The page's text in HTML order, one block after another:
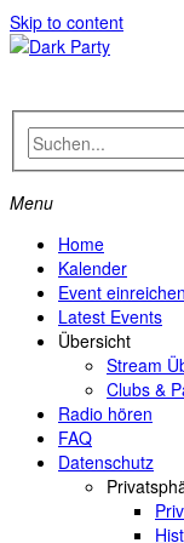
Skip to content
Menu
Home
Kalender
Event einreichen
Latest Events
Übersicht
Stream
Clubs &
Radio hören
FAQ
Datenschutz